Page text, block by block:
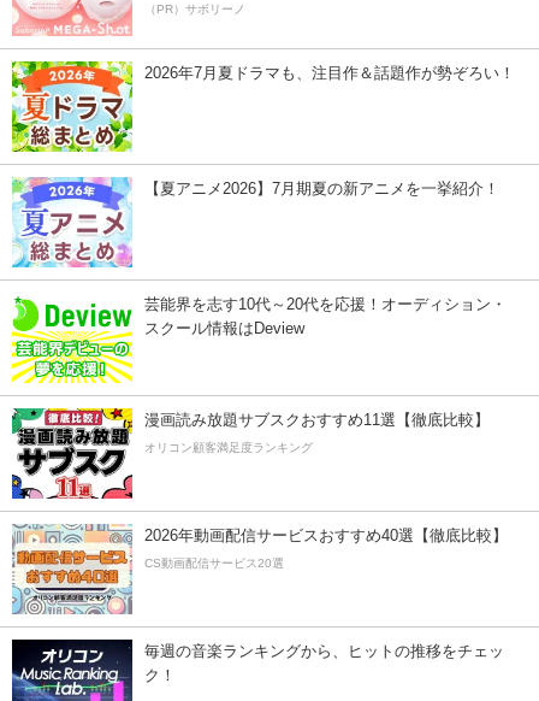
（PR）サボリーノ
2026年7月夏ドラマも、注目作＆話題作が勢ぞろい！
【夏アニメ2026】7月期夏の新アニメを一挙紹介！
芸能界を志す10代～20代を応援！オーディション・
スクール情報はDeview
漫画読み放題サブスクおすすめ11選【徹底比較】
オリコン顧客満足度ランキング
2026年動画配信サービスおすすめ40選【徹底比較】
CS動画配信サービス20選
毎週の音楽ランキングから、ヒットの推移をチェッ
ク！